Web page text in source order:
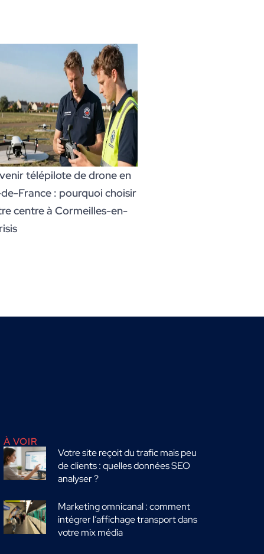
télépilote de drone en
France : pourquoi choisir
centre à Cormeilles-en-
À VOIR
Votre site reçoit du trafic mais peu
de clients : quelles données SEO
analyser ?
Marketing omnicanal : comment
intégrer l’affichage transport dans
votre mix média